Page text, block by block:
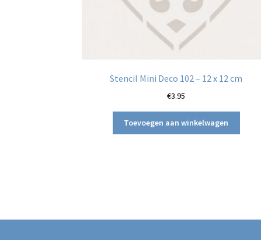
Stencil Mini Deco 102 – 12 x 12 cm
€3.95
Toevoegen aan winkelwagen